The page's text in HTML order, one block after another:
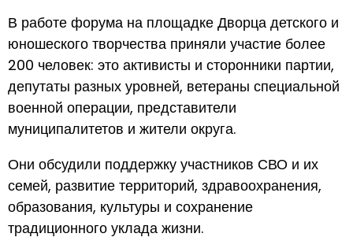
В работе форума на площадке Дворца детского и
юношеского творчества приняли участие более
200 человек: это активисты и сторонники партии,
депутаты разных уровней, ветераны специальной
военной операции, представители
муниципалитетов и жители округа.
Они обсудили поддержку участников СВО и их
семей, развитие территорий, здравоохранения,
образования, культуры и сохранение
традиционного уклада жизни.